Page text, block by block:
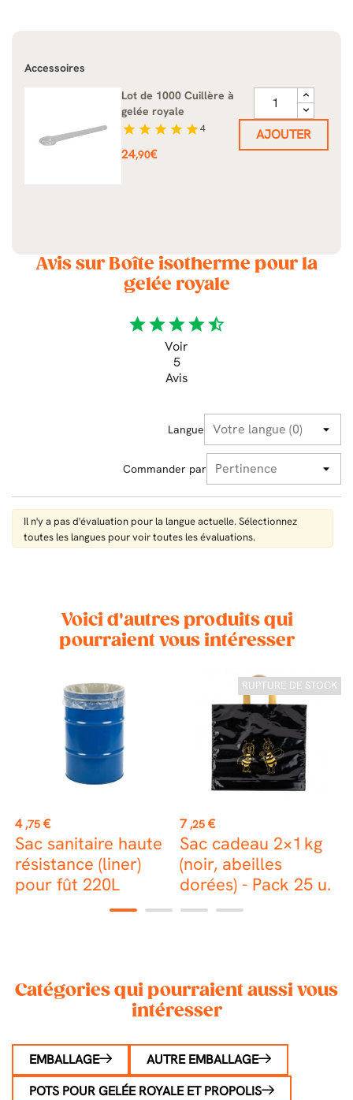
Accessoires
Lot de 1000 Cuillère à
gelée royale
star star star star star4
Prix
24,90€
AJOUTER
Avis sur Boîte isotherme pour la
gelée royale
starstarstarstarstar_half
Voir
5
Avis
Langue
Commander par
Il n'y a pas d'évaluation pour la langue actuelle. Sélectionnez
toutes les langues pour voir toutes les évaluations.
Voici d'autres produits qui
pourraient vous intéresser
Prix
4 ,75 €
Sac sanitaire haute
résistance (liner)
pour fût 220L
RUPTURE DE STOCK
Prix
7 ,25 €
Sac cadeau 2×1 kg
(noir, abeilles
dorées) - Pack 25 u.
1 2 3 4
Catégories qui pourraient aussi vous
intéresser
EMBALLAGE
AUTRE EMBALLAGE
POTS POUR GELÉE ROYALE ET PROPOLIS